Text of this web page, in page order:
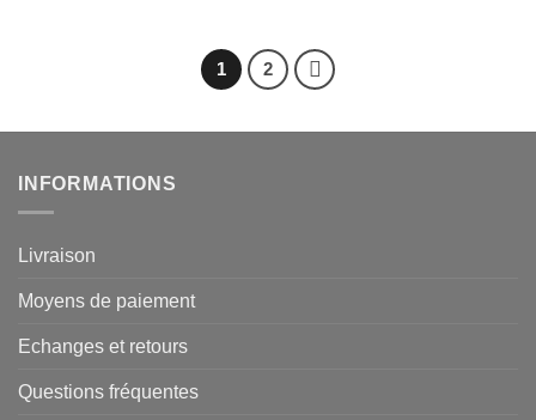
150.00 €.
1 2
INFORMATIONS
Livraison
Moyens de paiement
Echanges et retours
Questions fréquentes